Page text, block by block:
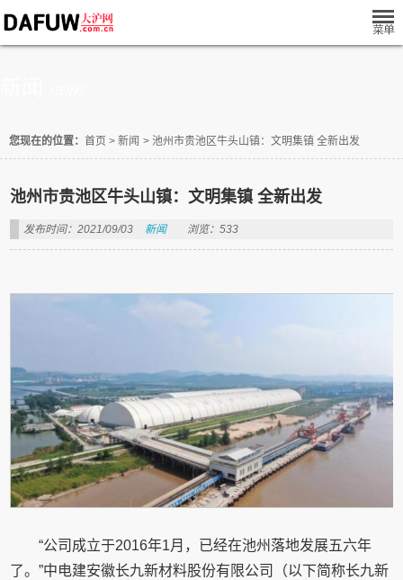
您现在的位置： 首页 > 新闻 > 池州市贵池区牛头山镇：文明集镇 全新出发
池州市贵池区牛头山镇：文明集镇 全新出发
发布时间：2021/09/03 新闻 浏览：533
“公司成立于2016年1月，已经在池州落地发展五六年
了。”中电建安徽长九新材料股份有限公司（以下简称长九新